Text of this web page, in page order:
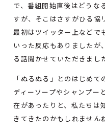
で、番組開始直後はどうな
すが、そこはさすがひる協
最初はツイッター上などで
いった反応もありましたが
る話聞かせていただきまし
「ぬるぬる」とのはじめ
ディーソープやシャンプー
在があったりと、私たちは
きてきたのかもしれません